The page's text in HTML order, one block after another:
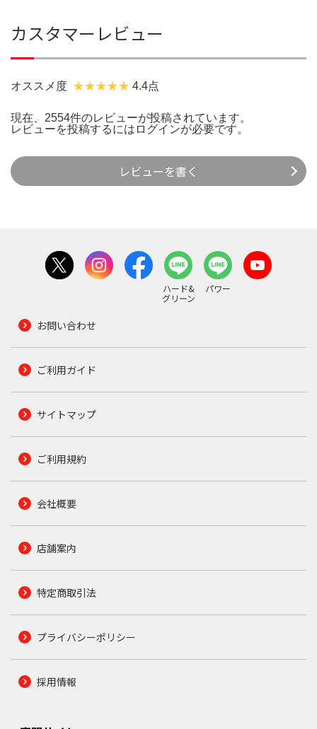
カスタマーレビュー
オススメ度 4.4点
現在、2554件のレビューが投稿されています。
レビューを投稿するには ログインが必要です。
レビューを書く
ハード&
グリーン
パワー
お問い合わせ
ご利用ガイド
サイトマップ
ご利用規約
会社概要
店舗案内
特定商取引法
プライバシーポリシー
採用情報